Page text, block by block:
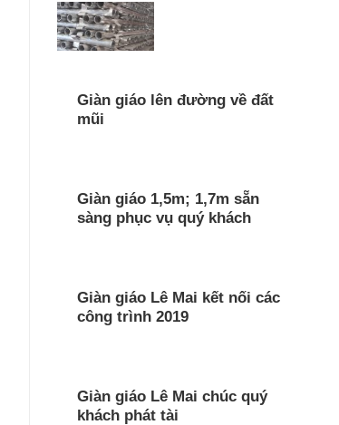
Giàn giáo lên đường về đất
mũi
Giàn giáo 1,5m; 1,7m sẵn
sàng phục vụ quý khách
Giàn giáo Lê Mai kết nối các
công trình 2019
Giàn giáo Lê Mai chúc quý
khách phát tài